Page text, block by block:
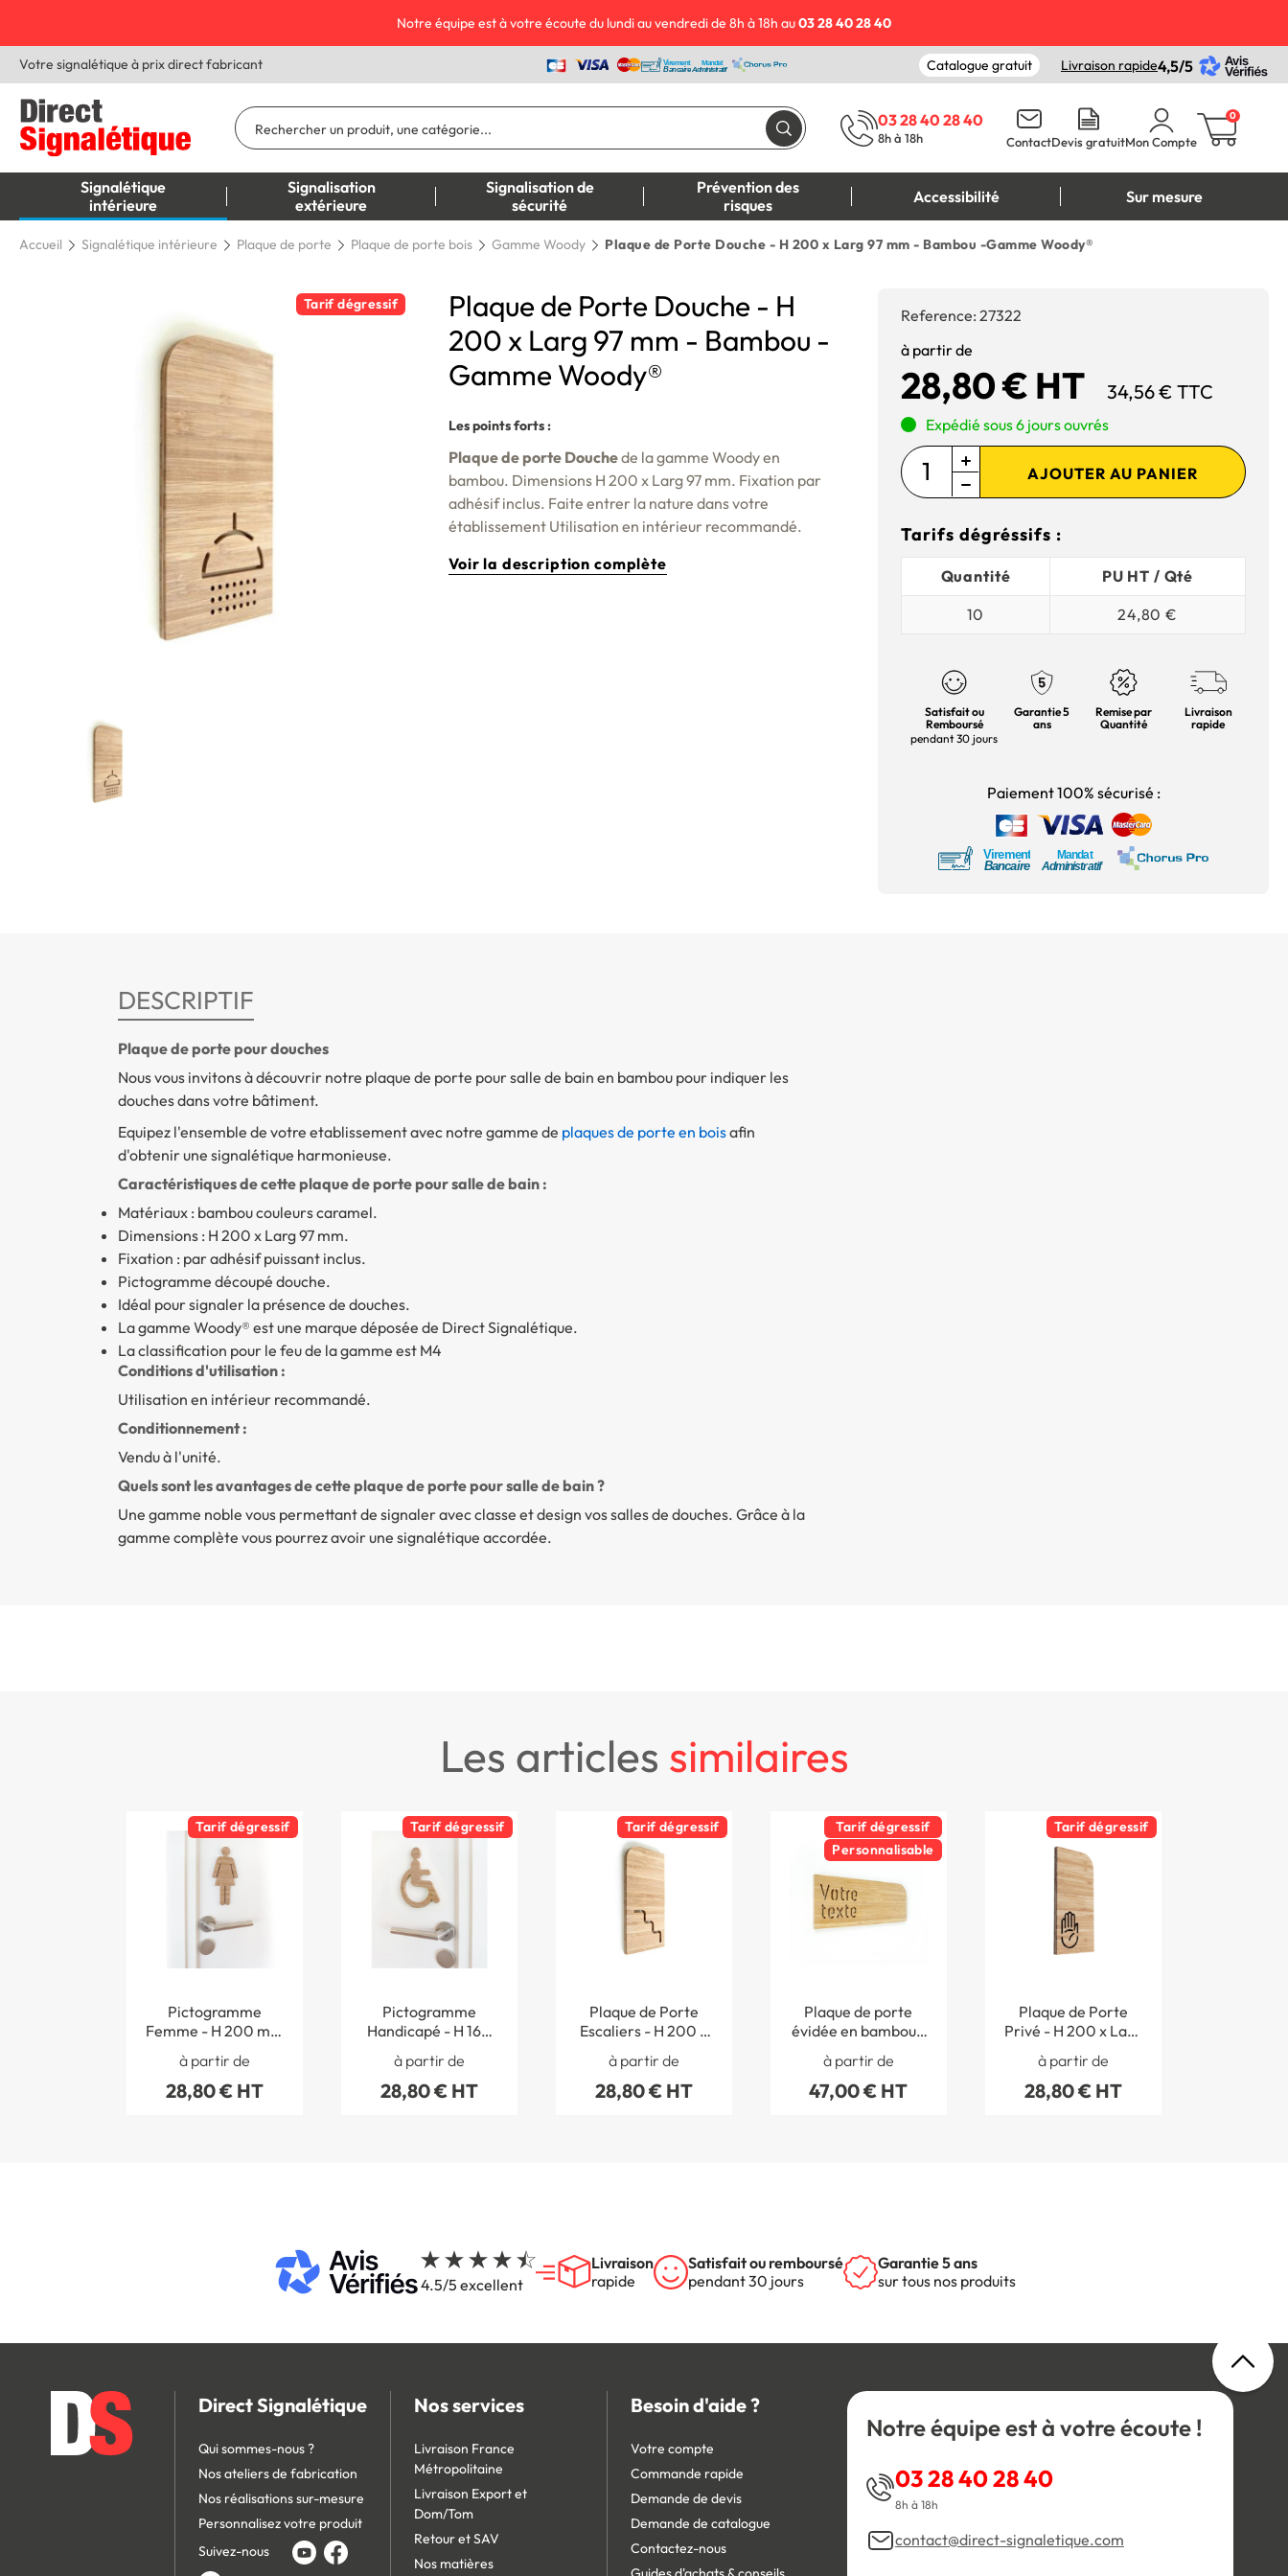
Notre équipe est à votre écoute du lundi au vendredi de 8h à 18h au03 28 40 28 40
Votre signalétique à prix direct fabricant Catalogue gratuit Livraison rapide4,5/5
03 28 40 28 40
8h à 18h ContactDevis gratuitMon Compte
0
Signalétique
intérieure
Signalisation
extérieure
Signalisation de
sécurité
Prévention des
risques
Accessibilité Sur mesure
Accueil Signalétique intérieure Plaque de porte Plaque de porte bois Gamme Woody Plaque de Porte Douche - H 200 x Larg 97 mm - Bambou -Gamme Woody®
Tarif dégressif
Plaque de Porte Douche - H
200 x Larg 97 mm - Bambou -
Gamme Woody®
Les points forts :
Plaque de porte Douchede la gamme Woody en
bambou. Dimensions H 200 x Larg 97 mm. Fixation par
adhésif inclus. Faite entrer la nature dans votre
établissement Utilisation en intérieur recommandé.
Voir la description complète
Reference: 27322
à partir de
28,80 € HT 34,56 € TTC
Expédié sous 6 jours ouvrés
AJOUTER AU PANIER
Tarifs dégréssifs :
Quantité
PU HT / Qté
10
24,80 €
Satisfait ou
Remboursé
pendant 30 jours
Garantie 5
ans
Remise par
Quantité
Livraison
rapide
Paiement 100% sécurisé :
DESCRIPTIF
Plaque de porte pour douches
Nous vous invitons à découvrir notre plaque de porte pour salle de bain en bambou pour indiquer les
douches dans votre bâtiment.
Equipez l'ensemble de votre etablissement avec notre gamme de plaques de porte en boisafin
d'obtenir une signalétique harmonieuse.
Caractéristiques de cette plaque de porte pour salle de bain :
Matériaux : bambou couleurs caramel.
Dimensions : H 200 x Larg 97 mm.
Fixation : par adhésif puissant inclus.
Pictogramme découpé douche.
Idéal pour signaler la présence de douches.
La gamme Woody® est une marque déposée de Direct Signalétique.
La classification pour le feu de la gamme est M4
Conditions d'utilisation :
Utilisation en intérieur recommandé.
Conditionnement :
Vendu à l'unité.
Quels sont les avantages de cette plaque de porte pour salle de bain ?
Une gamme noble vous permettant de signaler avec classe et design vos salles de douches. Grâce à la
gamme complète vous pourrez avoir une signalétique accordée.
les articles similaires
Tarif dégressif
Pictogramme
Femme - H 200 mm
- Bambou - Gamme
Woody®
à partir de
28,80 € HT
Tarif dégressif
Pictogramme
Handicapé - H 160
mm - Bambou -
Gamme Woody®
à partir de
28,80 € HT
Tarif dégressif
Plaque de Porte
Escaliers - H 200 x
Larg 97 mm -
Bambou -Gamme
Woody®
à partir de
28,80 € HT
Tarif dégressif
Personnalisable
Plaque de porte
évidée en bambou -
H 97 x L 250 mm -
Personnalisable -
Gamme Woody®
à partir de
47,00 € HT
Tarif dégressif
Plaque de Porte
Privé - H 200 x Larg
97 mm - Bambou -
Gamme Woody®
à partir de
28,80 € HT
4.5/5 excellent
Livraison
rapide
Satisfait ou remboursé
pendant 30 jours
Garantie 5 ans
sur tous nos produits
Direct Signalétique
Qui sommes-nous ?
Nos ateliers de fabrication
Nos réalisations sur-mesure
Personnalisez votre produit
Suivez-nous
Nos services
Livraison France
Métropolitaine
Livraison Export et
Dom/Tom
Retour et SAV
Nos matières
Besoin d'aide ?
Votre compte
Commande rapide
Demande de devis
Demande de catalogue
Contactez-nous
Notre équipe est à votre écoute !
03 28 40 28 40
8h à 18h
contact@direct-signaletique.com